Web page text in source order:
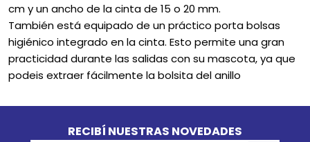
cm y un ancho de la cinta de 15 o 20 mm.
También está equipado de un práctico porta bolsas
higiénico integrado en la cinta. Esto permite una gran
practicidad durante las salidas con su mascota, ya que
podeis extraer fácilmente la bolsita del anillo
RECIBÍ NUESTRAS NOVEDADES